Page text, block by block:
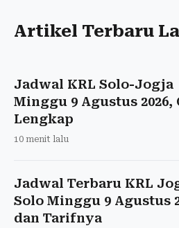
Artikel Terbaru
Jadwal KRL Solo-Jogja
Minggu 9 Agustus 2026,
Lengkap
10 menit lalu
Jadwal Terbaru KRL
Solo Minggu 9 Agustus
dan Tarifnya